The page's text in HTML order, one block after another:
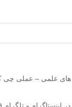
های علمی – عملی چی